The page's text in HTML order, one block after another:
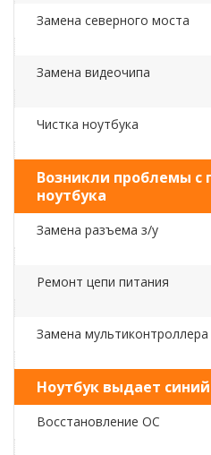
Замена северного моста
Замена видеочипа
Чистка ноутбука
Возникли проблемы с
ноутбука
Замена разъема з/у
Ремонт цепи питания
Замена мультиконтроллера
Ноутбук выдает синий
Восстановление ОС